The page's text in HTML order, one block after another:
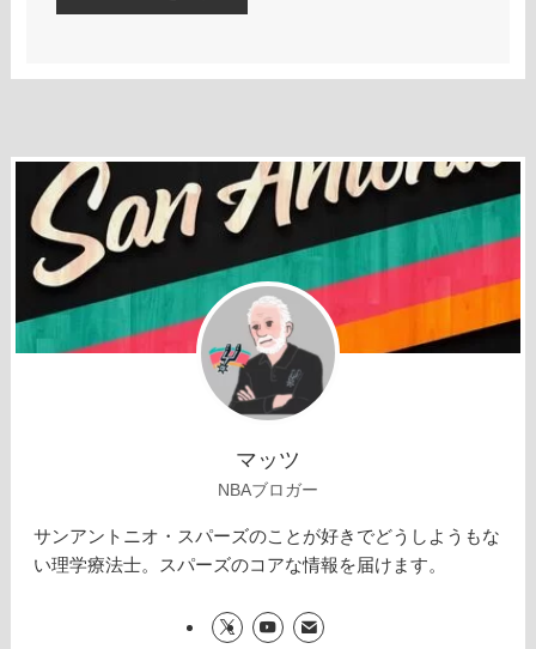
マッツ
NBAブロガー
サンアントニオ・スパーズのことが好きでどうしようもな
い理学療法士。スパーズのコアな情報を届けます。